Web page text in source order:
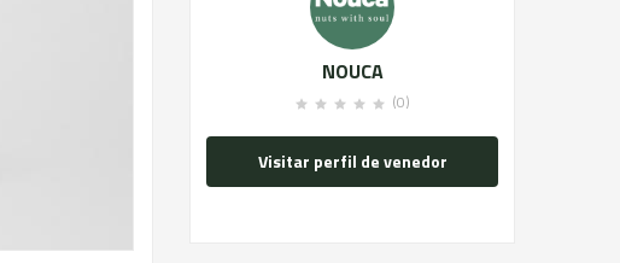
NOUCA
(0)
Visitar perfil de venedor